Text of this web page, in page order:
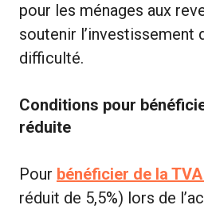
pour les ménages aux
soutenir l’investissement
difficulté.
Conditions pour
réduite
Pour bénéficier de la
réduit de 5,5%) lors de